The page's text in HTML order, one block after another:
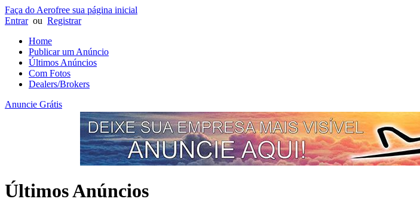
Faça do Aerofree sua página inicial
Entrarou Registrar
Home
Publicar um Anúncio
Últimos Anúncios
Com Fotos
Dealers/Brokers
Anuncie Grátis
Últimos Anúncios